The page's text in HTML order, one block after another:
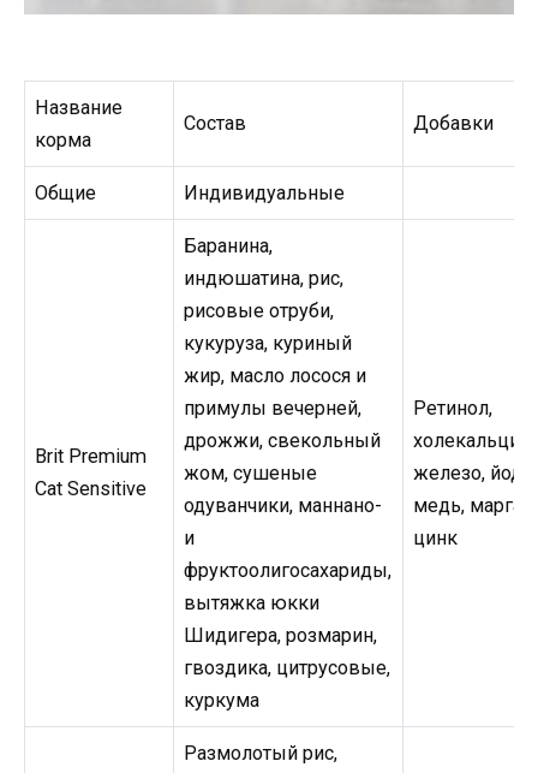
Название
корма
Состав Добавки
Общие Индивидуальные
Brit Premium
Cat Sensitive
Баранина,
индюшатина, рис,
рисовые отруби,
кукуруза, куриный
жир, масло лосося и
примулы вечерней,
дрожжи, свекольный
жом, сушеные
одуванчики, маннано-
и
фруктоолигосахариды,
вытяжка юкки
Шидигера, розмарин,
гвоздика, цитрусовые,
куркума
Ретинол,
железо, йод,
медь,
цинк
Размолотый рис,